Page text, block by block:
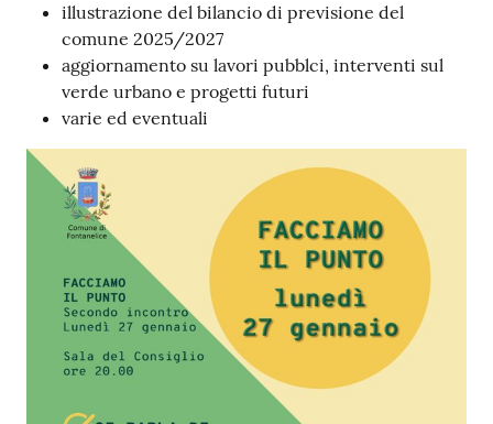
illustrazione del bilancio di previsione del
comune 2025/2027
aggiornamento su lavori pubblci, interventi sul
verde urbano e progetti futuri
varie ed eventuali